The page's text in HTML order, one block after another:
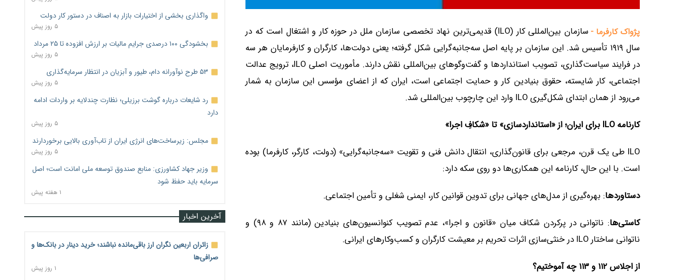
پژواک کارفرما -
سازمان بین‌المللی کار (ILO) قدیمی‌ترین نهاد تخصصی سازمان ملل در حوزه کار و اشتغال است که در
سال ۱۹۱۹ تأسیس شد. این سازمان بر پایه اصل سه‌جانبه‌گرایی شکل گرفته؛ یعنی دولت‌ها، کارگران و کارفرمایان هر سه
در فرایند سیاست‌گذاری، تصویب استانداردها و گفت‌وگوهای بین‌المللی نقش دارند. مأموریت اصلی ILO، ترویج عدالت
اجتماعی، کار شایسته، حقوق بنیادین کار و حمایت اجتماعی است، ایران که از اعضای مؤسس این سازمان به شمار
می‌رود از همان ابتدای شکل‌گیری ILO وارد این چارچوب بین‌المللی شد.
کارنامه ILO برای ایران؛ از «استانداردسازی» تا «شکافِ اجرا»
ILO طی یک قرن، مرجعی برای قانون‌گذاری، انتقال دانش فنی و تقویت «سه‌جانبه‌گرایی» (دولت، کارگر، کارفرما) بوده
است. با این حال، کارنامه این همکاری‌ها دو روی سکه دارد:
دستاوردها: بهره‌گیری از مدل‌های جهانی برای تدوین قوانین کار، ایمنی شغلی و تأمین اجتماعی.
کاستی‌ها
: ناتوانی در پرکردن شکاف میان «قانون و اجرا»، عدم تصویب کنوانسیون‌های بنیادین (مانند ۸۷ و ۹۸) و
ناتوانی ساختار ILO در خنثی‌سازی اثرات تحریم بر معیشت کارگران و کسب‌وکارهای ایرانی.
از اجلاس ۱۱۲ و ۱۱۳ چه آموختیم؟
واگذاری بخشی از اختیارات بازار به اصناف در دستور کار دولت
۵ روز پیش
بخشودگی ۱۰۰ درصدی جرایم مالیات بر ارزش افزوده تا ۲۵ مرداد
۵ روز پیش
۵۳ طرح نوآورانه دام، طیور و آبزیان در انتظار سرمایه‌گذاری
۵ روز پیش
رد شایعات درباره گوشت برزیلی؛ نظارت چندلایه بر واردات ادامه
دارد
۵ روز پیش
مجلس: زیرساخت‌های انرژی ایران از تاب‌آوری بالایی برخوردارند
۵ روز پیش
وزیر جهاد کشاورزی: منابع صندوق توسعه ملی امانت است؛ اصل
سرمایه باید حفظ شود
۱ هفته پیش
آخرین اخبار
زائران اربعین نگران ارز باقی‌مانده نباشند؛ خرید دینار در بانک‌ها و
صرافی‌ها
۱ روز پیش